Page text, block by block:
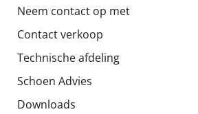
Neem contact op met
Contact verkoop
Technische afdeling
Schoen Advies
Downloads